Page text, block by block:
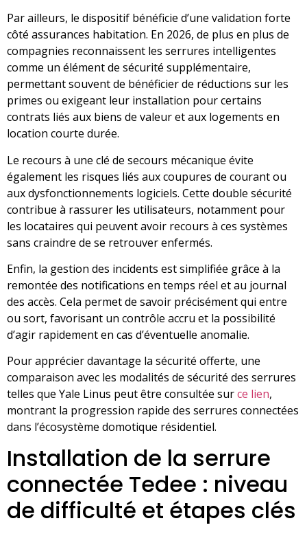
Par ailleurs, le dispositif bénéficie d’une validation forte
côté assurances habitation. En 2026, de plus en plus de
compagnies reconnaissent les serrures intelligentes
comme un élément de sécurité supplémentaire,
permettant souvent de bénéficier de réductions sur les
primes ou exigeant leur installation pour certains
contrats liés aux biens de valeur et aux logements en
location courte durée.
Le recours à une clé de secours mécanique évite
également les risques liés aux coupures de courant ou
aux dysfonctionnements logiciels. Cette double sécurité
contribue à rassurer les utilisateurs, notamment pour
les locataires qui peuvent avoir recours à ces systèmes
sans craindre de se retrouver enfermés.
Enfin, la gestion des incidents est simplifiée grâce à la
remontée des notifications en temps réel et au journal
des accès. Cela permet de savoir précisément qui entre
ou sort, favorisant un contrôle accru et la possibilité
d’agir rapidement en cas d’éventuelle anomalie.
Pour apprécier davantage la sécurité offerte, une
comparaison avec les modalités de sécurité des serrures
telles que Yale Linus peut être consultée surce lien,
montrant la progression rapide des serrures connectées
dans l’écosystème domotique résidentiel.
Installation de la serrure
connectée Tedee : niveau
de difficulté et étapes clés